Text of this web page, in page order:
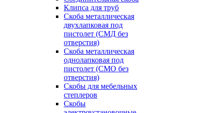
Клипса для труб
Скоба металлическая
двухлапковая под
пистолет (СМД без
отверстия)
Скоба металлическая
однолапковая под
пистолет (СМО без
отверстия)
Скобы для мебельных
степлеров
Скобы